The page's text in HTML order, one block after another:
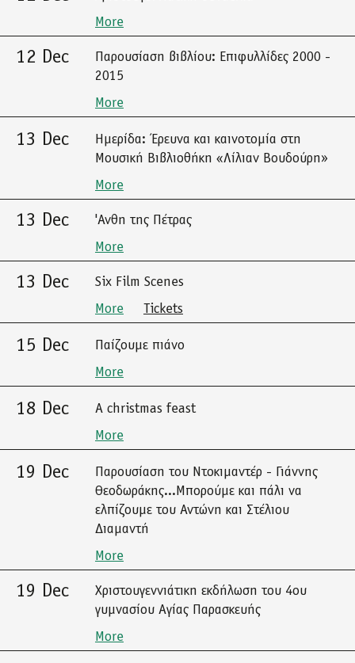
More
12 Dec
Παρουσίαση βιβλίου: Επιφυλλίδες 2000 -
2015
More
13 Dec
Ημερίδα: Έρευνα και καινοτομία στη
Μουσική Βιβλιοθήκη «Λίλιαν Βουδούρη»
More
13 Dec
'Ανθη της Πέτρας
More
13 Dec
Six Film Scenes
More
Tickets
15 Dec
Παίζουμε πιάνο
More
18 Dec
A christmas feast
More
19 Dec
Παρουσίαση του Ντοκιμαντέρ - Γιάννης
Θεοδωράκης...Μπορούμε και πάλι να
ελπίζουμε του Αντώνη και Στέλιου
Διαμαντή
More
19 Dec
Χριστουγεννιάτικη εκδήλωση του 4ου
γυμνασίου Αγίας Παρασκευής
More